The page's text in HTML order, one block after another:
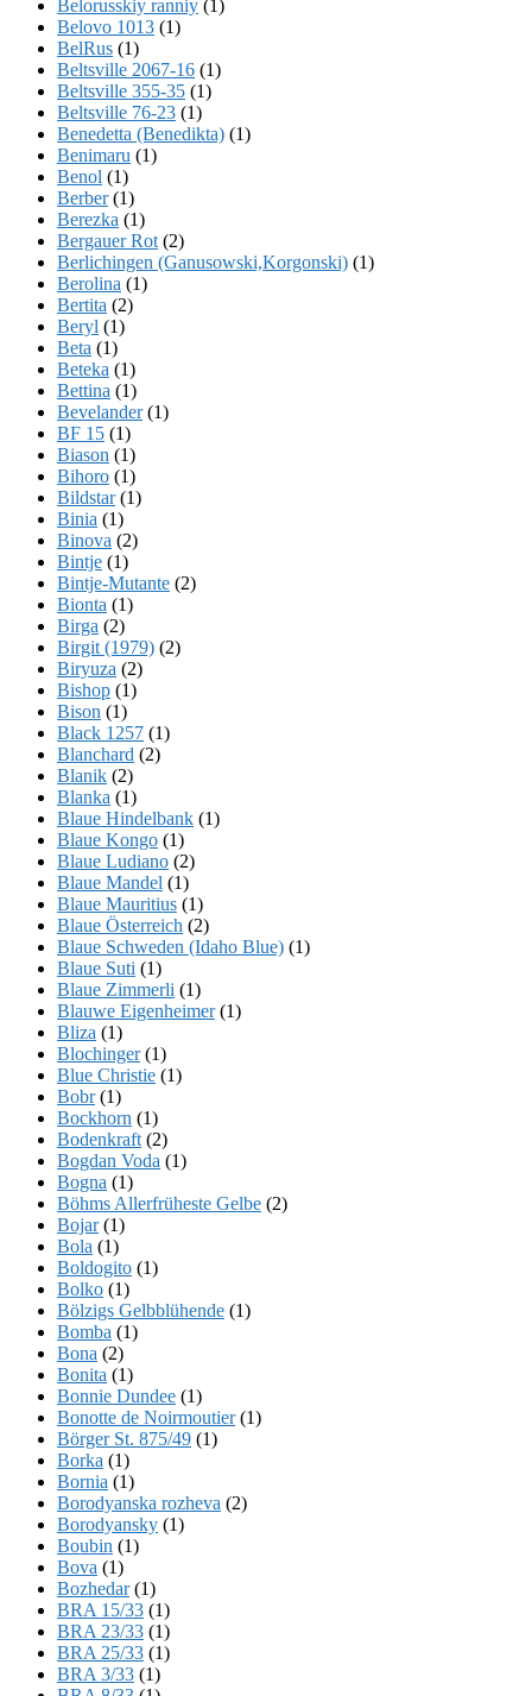
Belorusskiy ranniy (1)
Belovo 1013 (1)
BelRus (1)
Beltsville 2067-16 (1)
Beltsville 355-35 (1)
Beltsville 76-23 (1)
Benedetta (Benedikta) (1)
Benimaru (1)
Benol (1)
Berber(1)
Berezka (1)
Bergauer Rot (2)
Berlichingen (Ganusowski,Korgonski) (1)
Berolina (1)
Bertita (2)
Beryl (1)
Beta (1)
Beteka (1)
Bettina (1)
Bevelander(1)
BF 15 (1)
Biason (1)
Bihoro (1)
Bildstar(1)
Binia (1)
Binova (2)
Bintje (1)
Bintje-Mutante (2)
Bionta (1)
Birga (2)
Birgit (1979) (2)
Biryuza (2)
Bishop (1)
Bison (1)
Black 1257 (1)
Blanchard (2)
Blanik (2)
Blanka (1)
Blaue Hindelbank (1)
Blaue Kongo (1)
Blaue Ludiano (2)
Blaue Mandel (1)
Blaue Mauritius (1)
Blaue Österreich (2)
Blaue Schweden (Idaho Blue) (1)
Blaue Suti (1)
Blaue Zimmerli (1)
Blauwe Eigenheimer(1)
Bliza (1)
Blochinger(1)
Blue Christie (1)
Bobr(1)
Bockhorn (1)
Bodenkraft (2)
Bogdan Voda (1)
Bogna (1)
Böhms Allerfrüheste Gelbe (2)
Bojar(1)
Bola (1)
Boldogito (1)
Bolko (1)
Bölzigs Gelbblühende (1)
Bomba (1)
Bona (2)
Bonita (1)
Bonnie Dundee (1)
Bonotte de Noirmoutier(1)
Börger St. 875/49 (1)
Borka (1)
Bornia (1)
Borodyanska rozheva (2)
Borodyansky (1)
Boubin (1)
Bova (1)
Bozhedar(1)
BRA 15/33 (1)
BRA 23/33 (1)
BRA 25/33 (1)
BRA 3/33 (1)